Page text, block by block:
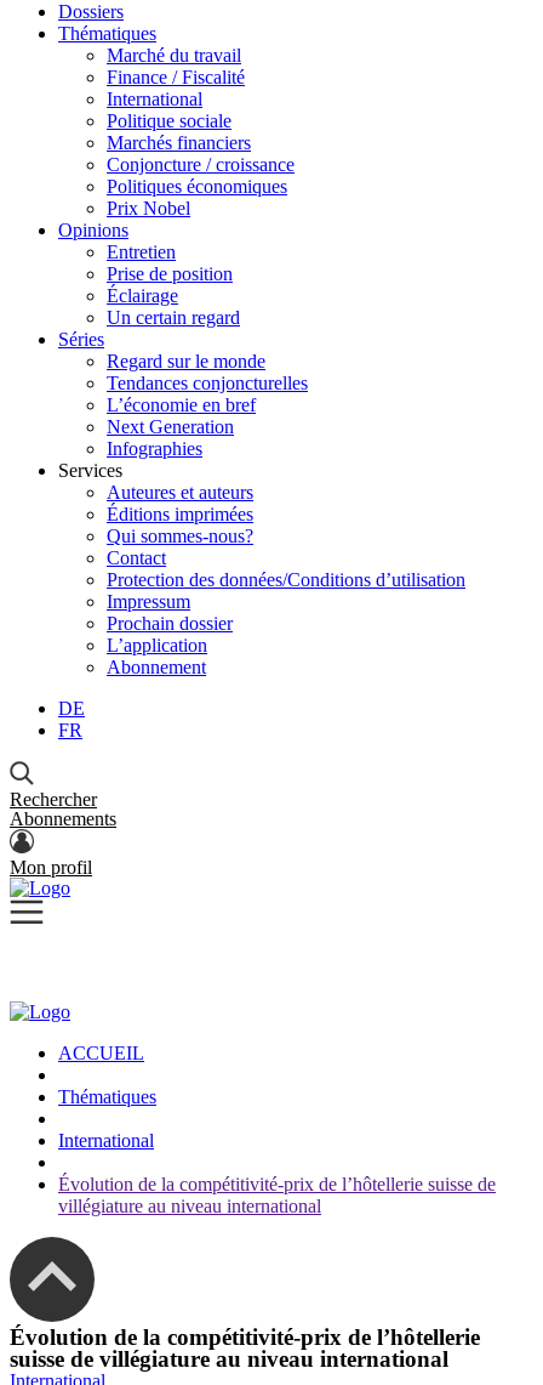
Dossiers
Thématiques
Marché du travail
Finance / Fiscalité
International
Politique sociale
Marchés financiers
Conjoncture / croissance
Politiques économiques
Prix Nobel
Opinions
Entretien
Prise de position
Éclairage
Un certain regard
Séries
Regard sur le monde
Tendances conjoncturelles
L’économie en bref
Next Generation
Infographies
Services
Auteures et auteurs
Éditions imprimées
Qui sommes-nous?
Contact
Protection des données/Conditions d’utilisation
Impressum
Prochain dossier
L’application
Abonnement
DE
FR
Rechercher
Abonnements
Mon profil
ACCUEIL
Thématiques
International
Évolution de la compétitivité-prix de l’hôtellerie suisse de
villégiature au niveau international
Évolution de la compétitivité-prix de l’hôtellerie
suisse de villégiature au niveau international
International